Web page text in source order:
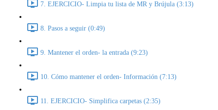
7. EJERCICIO- Limpia tu lista de MR y Brújula (3:13)
8. Pasos a seguir (0:49)
9. Mantener el orden- la entrada (9:23)
10. Cómo mantener el orden- Información (7:13)
11. EJERCICIO- Simplifica carpetas (2:35)